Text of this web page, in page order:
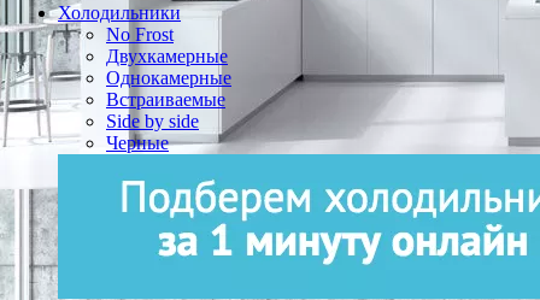
Холодильники
No Frost
Двухкамерные
Однокамерные
Встраиваемые
Side by side
Черные